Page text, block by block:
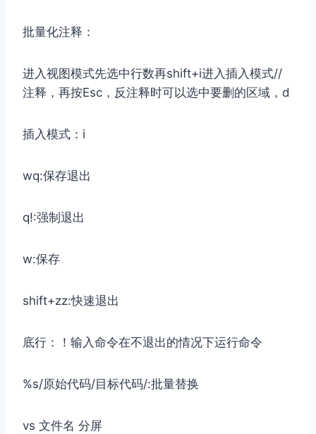
批量化注释：
进入视图模式先选中行数再shift+i进入插入模式//
注释，再按Esc，反注释时可以选中要删的区域，d
插入模式：i
wq:保存退出
q!:强制退出
w:保存
shift+zz:快速退出
底行：！输入命令在不退出的情况下运行命令
%s/原始代码/目标代码/:批量替换
vs 文件名 分屏